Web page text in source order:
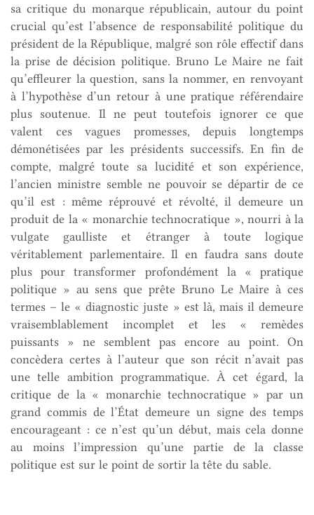
sa critique du monarque républicain, autour du point
crucial qu’est l’absence de responsabilité politique du
président de la République, malgré son rôle effectif dans
la prise de décision politique. Bruno Le Maire ne fait
qu’effleurer la question, sans la nommer, en renvoyant
à l’hypothèse d’un retour à une pratique référendaire
plus soutenue. Il ne peut toutefois ignorer ce que
valent ces vagues promesses, depuis longtemps
démonétisées par les présidents successifs. En fin de
compte, malgré toute sa lucidité et son expérience,
l’ancien ministre semble ne pouvoir se départir de ce
qu’il est : même réprouvé et révolté, il demeure un
produit de la « monarchie technocratique », nourri à la
vulgate gaulliste et étranger à toute logique
véritablement parlementaire. Il en faudra sans doute
plus pour transformer profondément la « pratique
politique » au sens que prête Bruno Le Maire à ces
termes – le « diagnostic juste » est là, mais il demeure
vraisemblablement incomplet et les « remèdes
puissants » ne semblent pas encore au point. On
concèdera certes à l’auteur que son récit n’avait pas
une telle ambition programmatique. À cet égard, la
critique de la « monarchie technocratique » par un
grand commis de l’État demeure un signe des temps
encourageant : ce n’est qu’un début, mais cela donne
au moins l’impression qu’une partie de la classe
politique est sur le point de sortir la tête du sable.